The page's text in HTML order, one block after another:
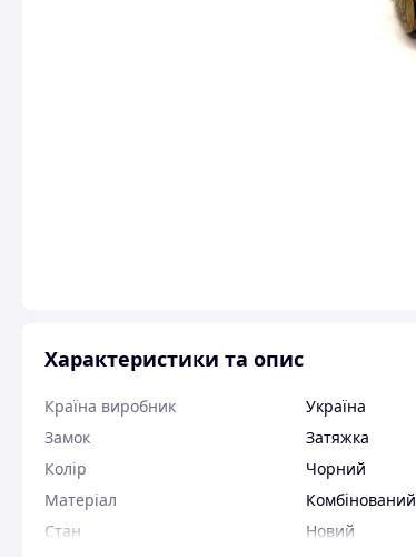
Характеристики та опис
Країна виробник
Україна
Замок
Затяжка
Колір
Чорний
Матеріал
Комбінований
Стан
Новий